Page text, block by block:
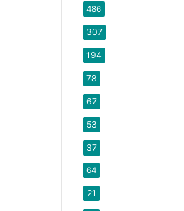
486
307
194
78
67
53
37
64
21